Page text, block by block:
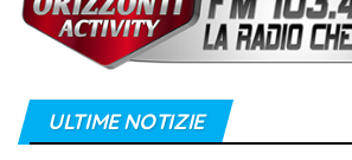
ULTIME NOTIZIE